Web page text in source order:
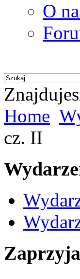
O
Home
cz. II